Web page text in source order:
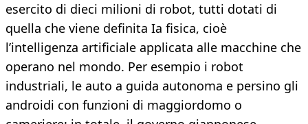
esercito di dieci milioni di robot, tutti dotati di
quella che viene definita Ia fisica, cioè
l’intelligenza artificiale applicata alle macchine che
operano nel mondo. Per esempio i robot
industriali, le auto a guida autonoma e persino gli
androidi con funzioni di maggiordomo o